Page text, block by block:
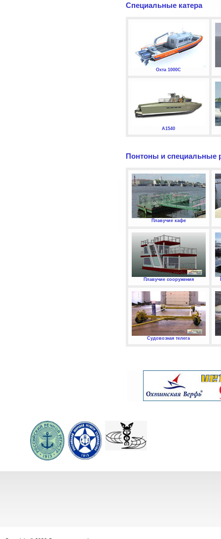
Специальные катера
Охта 1000С
А1540
Понтоны и специальные
Плавучие кафе
Плавучие сооружения
Судовозная телега